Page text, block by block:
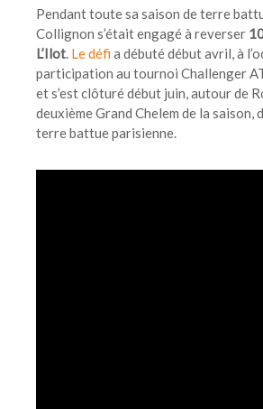
Pendant toute sa saison de terre
Collignon s’était engagé à reverser
L’Ilot. Le défi a débuté début avril, à
participation au tournoi Challenger
et s’est clôturé début juin, autour de
deuxième Grand Chelem de la saison,
terre battue parisienne.